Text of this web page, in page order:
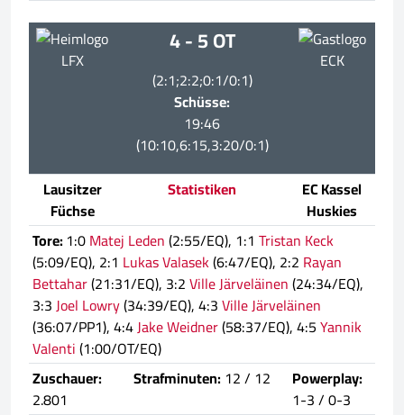
LFX
4 - 5 OT
(2:1;2:2;0:1/0:1)
Schüsse:
19:46
(10:10,6:15,3:20/0:1)
ECK
Lausitzer
Füchse
Statistiken
EC Kassel
Huskies
Tore:1:0Matej Leden(2:55/EQ), 1:1 Tristan Keck
(5:09/EQ), 2:1 Lukas Valasek(6:47/EQ), 2:2 Rayan
Bettahar(21:31/EQ), 3:2Ville Järveläinen(24:34/EQ),
3:3Joel Lowry(34:39/EQ), 4:3Ville Järveläinen
(36:07/PP1), 4:4Jake Weidner(58:37/EQ), 4:5Yannik
Valenti(1:00/OT/EQ)
Zuschauer:
2.801
Strafminuten: 12 / 12
Powerplay:
1-3 / 0-3